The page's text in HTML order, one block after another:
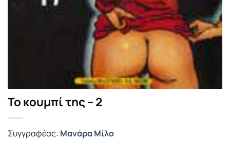
Το κουμπί της – 2
Συγγραφέας: Μανάρα Μίλο